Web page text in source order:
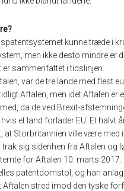
kunne træde
men ikke desto mindre
sammenfattet i tidslinjen.
var de tre lande med flest
Aftalen, men idet Aftalen er
da de ved Brexit-
hvis et land forlader EU. Et
at Storbritannien ville være med
sig sidenhen fra Aftalen og
for Aftalen 10. marts
patentdomstol, og han
stred imod den tyske